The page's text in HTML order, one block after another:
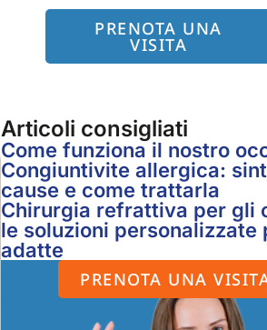
PRENOTA UNA
VISITA
Articoli consigliati
Come funziona il nostro
Congiuntivite allergica:
cause e come trattarla
Chirurgia refrattiva per gli
le soluzioni personalizzate
adatte
PRENOTA UNA